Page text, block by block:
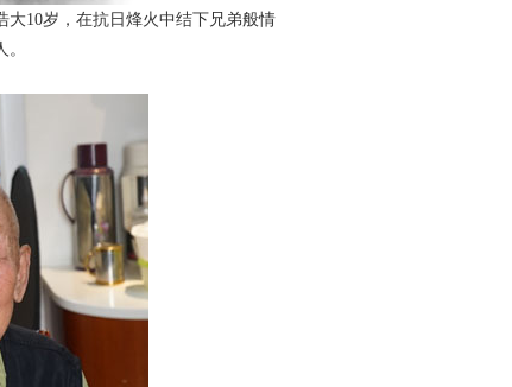
大10岁，在抗日烽火中结下兄弟般情